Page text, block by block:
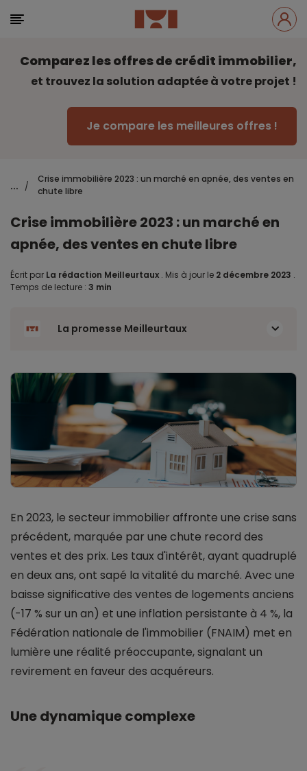
Comparez les offres de crédit immobilier,
et trouvez la solution adaptée à votre projet !
Je compare les meilleures offres !
... /
Crise immobilière 2023 : un marché en apnée, des ventes en
chute libre
Crise immobilière 2023 : un marché en
apnée, des ventes en chute libre
Écrit par La rédaction Meilleurtaux . Mis à jour le 2 décembre 2023 .
Temps de lecture : 3 min
La promesse Meilleurtaux
En 2023, le secteur immobilier affronte une crise sans
précédent, marquée par une chute record des
ventes et des prix. Les taux d'intérêt, ayant quadruplé
en deux ans, ont sapé la vitalité du marché. Avec une
baisse significative des ventes de logements anciens
(-17 % sur un an) et une inflation persistante à 4 %, la
Fédération nationale de l'immobilier (FNAIM) met en
lumière une réalité préoccupante, signalant un
revirement en faveur des acquéreurs.
Une dynamique complexe